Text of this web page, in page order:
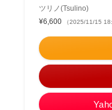
ツリノ(Tsulino)
¥6,600
（2025/11/15